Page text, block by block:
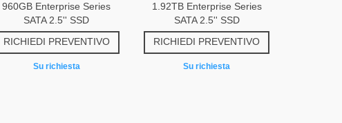
960GB Enterprise Series
SATA 2.5'' SSD
RICHIEDI PREVENTIVO
Su richiesta
1.92TB Enterprise Series
SATA 2.5'' SSD
RICHIEDI PREVENTIVO
Su richiesta